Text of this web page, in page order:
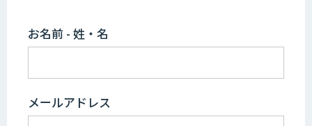
お名前 - 姓・名
メールアドレス